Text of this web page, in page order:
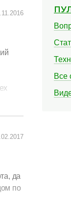
да
по
Все